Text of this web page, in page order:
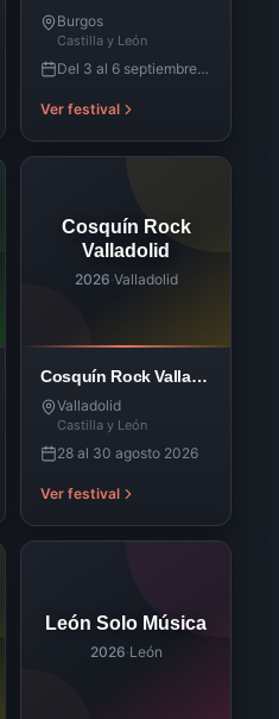
Burgos
Castilla y León
Del 3 al 6 septiembre 2026
Ver festival
Cosquín Rock
Valladolid
2026·Valladolid
Cosquín Rock Valladolid
Valladolid
Castilla y León
28 al 30 agosto 2026
Ver festival
León Solo Música
2026·León